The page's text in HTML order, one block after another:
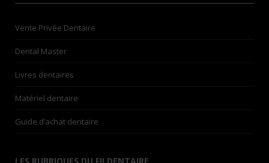
Vente Privée Dentaire
Dental Master
Livres dentaires
Matériel dentaire
Guide d’achat dentaire